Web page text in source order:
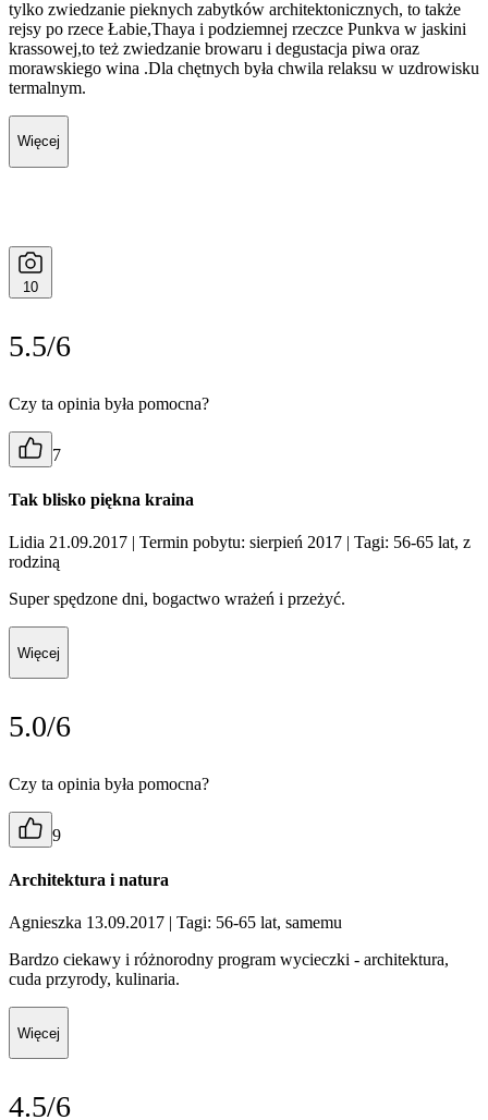
tylko zwiedzanie pieknych zabytków architektonicznych, to także
rejsy po rzece Łabie,Thaya i podziemnej rzeczce Punkva w jaskini
krassowej,to też zwiedzanie browaru i degustacja piwa oraz
morawskiego wina .Dla chętnych była chwila relaksu w uzdrowisku
termalnym.
Więcej
10
5.5/6
Czy ta opinia była pomocna?
7
Tak blisko piękna kraina
Lidia 21.09.2017 | Termin pobytu: sierpień 2017 | Tagi: 56-65 lat, z
rodziną
Super spędzone dni, bogactwo wrażeń i przeżyć.
Więcej
5.0/6
Czy ta opinia była pomocna?
9
Architektura i natura
Agnieszka 13.09.2017 | Tagi: 56-65 lat, samemu
Bardzo ciekawy i różnorodny program wycieczki - architektura,
cuda przyrody, kulinaria.
Więcej
4.5/6